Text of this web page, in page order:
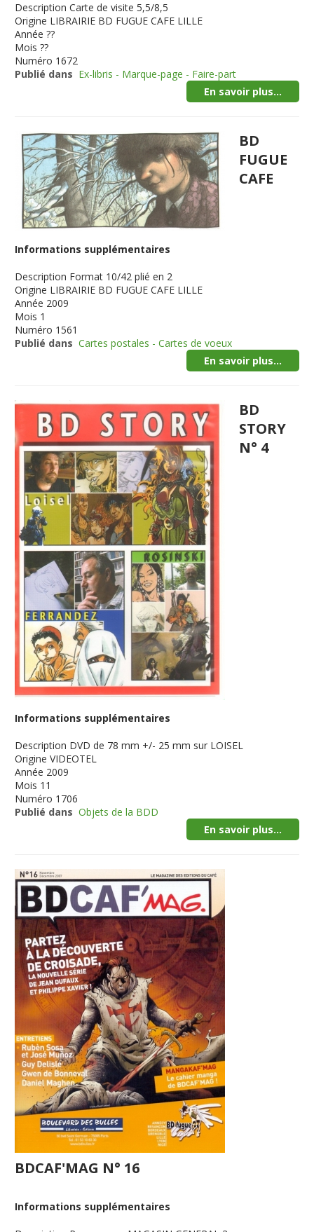
Description Carte de visite 5,5/8,5
Origine LIBRAIRIE BD FUGUE CAFE LILLE
Année ??
Mois ??
Numéro 1672
Publié dans Ex-libris - Marque-page - Faire-part
En savoir plus...
BD
FUGUE
CAFE
Informations supplémentaires
Description Format 10/42 plié en 2
Origine LIBRAIRIE BD FUGUE CAFE LILLE
Année 2009
Mois 1
Numéro 1561
Publié dans Cartes postales - Cartes de voeux
En savoir plus...
BD
STORY
N° 4
Informations supplémentaires
Description DVD de 78 mm +/- 25 mm sur LOISEL
Origine VIDEOTEL
Année 2009
Mois 11
Numéro 1706
Publié dans Objets de la BDD
En savoir plus...
BDCAF'MAG N° 16
Informations supplémentaires